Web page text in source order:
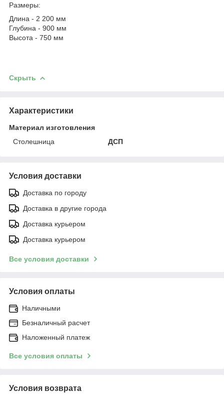
Размеры:
Длина - 2 200 мм
Глубина - 900 мм
Высота - 750 мм
Скрыть
Характеристики
Материал изготовления
Столешница
ДСП
Условия доставки
Доставка по городу
Доставка в другие города
Доставка курьером
Доставка курьером
Все условия доставки
Условия оплаты
Наличными
Безналичный расчет
Наложенный платеж
Все условия оплаты
Условия возврата